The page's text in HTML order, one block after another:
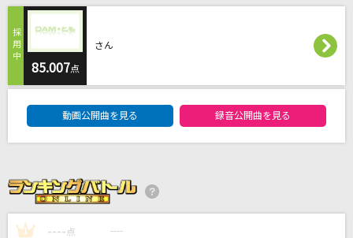
雨のち晴れ
[生音]ピーターパン
優里
[生音]CHE.R.RY
85.007点
さん
動画公開曲を見る 録音公開曲を見る
1 ---- 点 ----